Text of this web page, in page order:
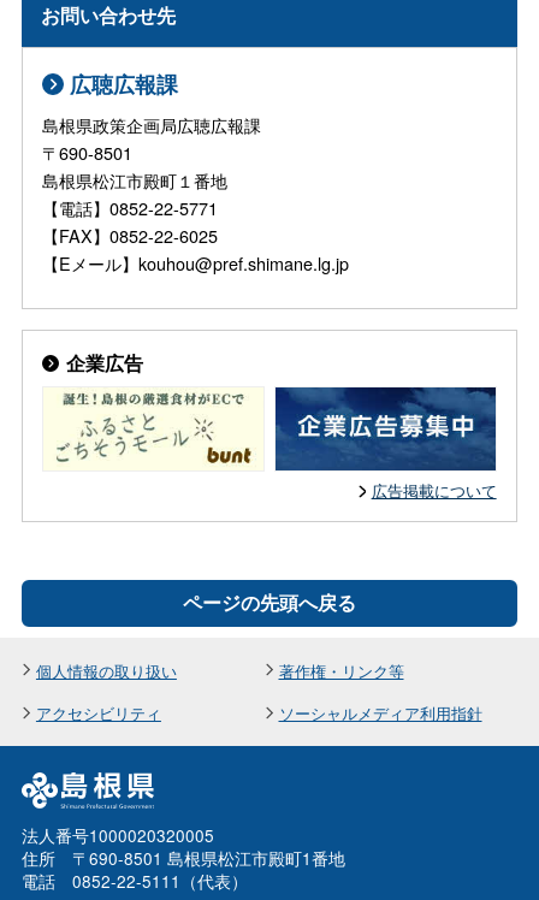
お問い合わせ先
広聴広報課
島根県政策企画局広聴広報課
〒690-8501
島根県松江市殿町１番地
【電話】0852-22-5771
【FAX】0852-22-6025
【Eメール】kouhou@pref.shimane.lg.jp
企業広告
広告掲載について
ページの先頭へ戻る
個人情報の取り扱い
著作権・リンク等
アクセシビリティ
ソーシャルメディア利用指針
法人番号1000020320005
住所 〒690-8501 島根県松江市殿町1番地
電話 0852-22-5111（代表）